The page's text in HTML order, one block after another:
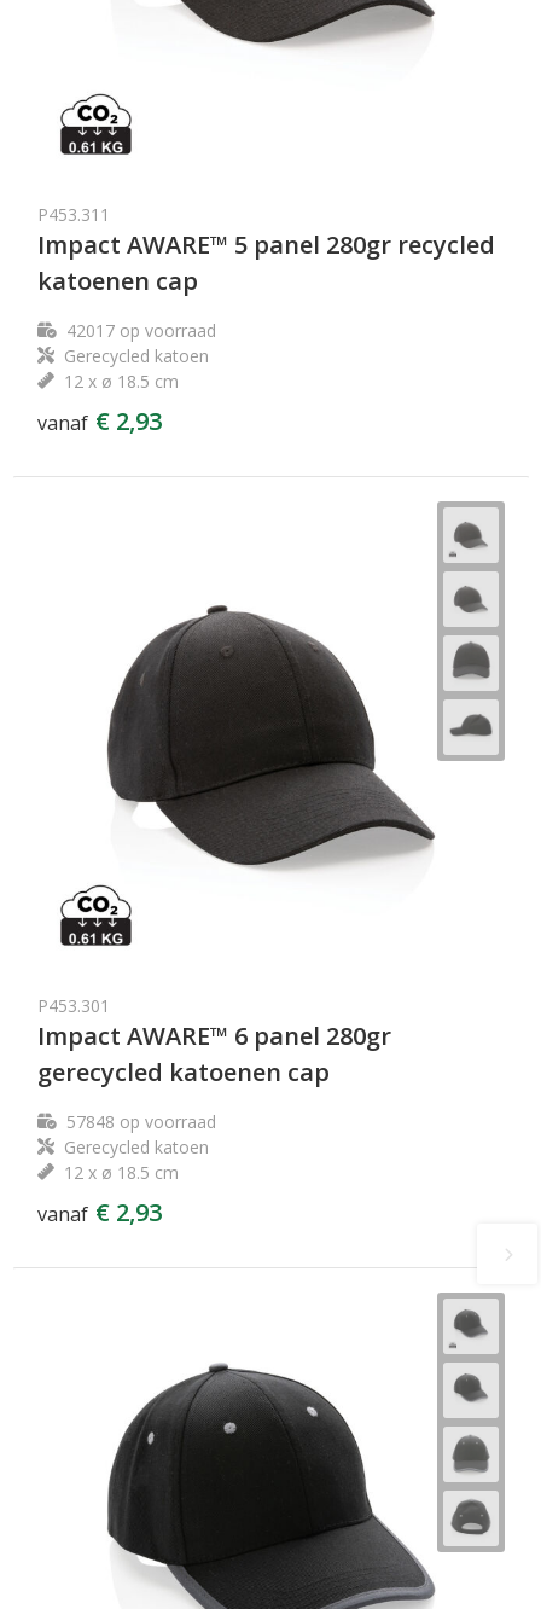
P453.311
Impact AWARE™ 5 panel 280gr recycled
katoenen cap
42017op voorraad
Gerecycled katoen
12 x ø 18.5 cm
vanaf € 2,93
P453.301
Impact AWARE™ 6 panel 280gr
gerecycled katoenen cap
57848 op voorraad
Gerecycled katoen
12 x ø 18.5 cm
vanaf € 2,93